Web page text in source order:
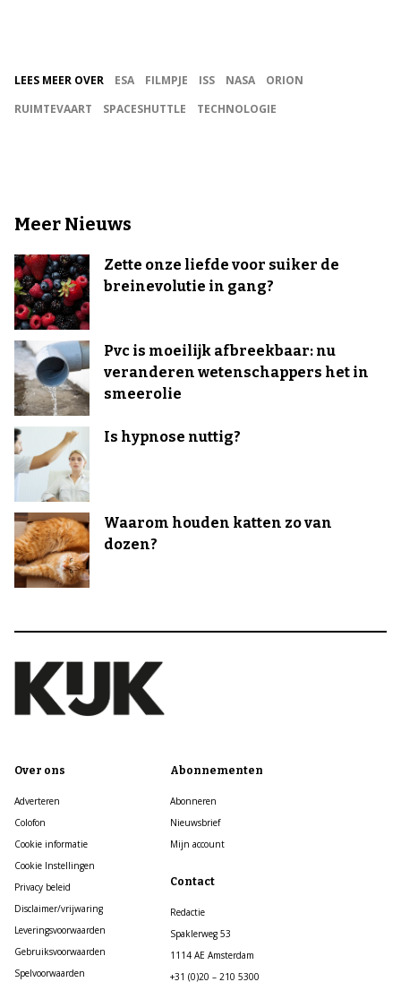
LEES MEER OVER ESA FILMPJE ISS NASA
ORION
RUIMTEVAART
SPACESHUTTLE TECHNOLOGIE
Meer Nieuws
Zette onze liefde voor suiker de
breinevolutie in gang?
Pvc is moeilijk afbreekbaar: nu
veranderen wetenschappers het in
smeerolie
Is hypnose nuttig?
Waarom houden katten zo van
dozen?
Over ons
Adverteren
Colofon
Cookie informatie
Cookie Instellingen
Privacy beleid
Disclaimer/vrijwaring
Leveringsvoorwaarden
Gebruiksvoorwaarden
Spelvoorwaarden
Abonnementen
Abonneren
Nieuwsbrief
Mijn account
Contact
Redactie
Spaklerweg 53
1114 AE Amsterdam
+31 (0)20 – 210 5300